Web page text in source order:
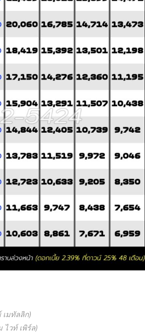
เมทัลลิก)
วท์ เพิร์ล)